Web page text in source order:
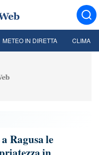
METEO IN DIRETTA CLIMA
Ragusa le